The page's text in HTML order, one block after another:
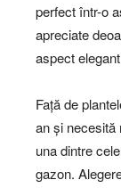
perfect într-o
apreciate
aspect
Față de
an și necesită
una dintre
gazon.